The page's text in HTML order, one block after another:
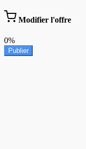
Modifier l'offre
0%
Publier